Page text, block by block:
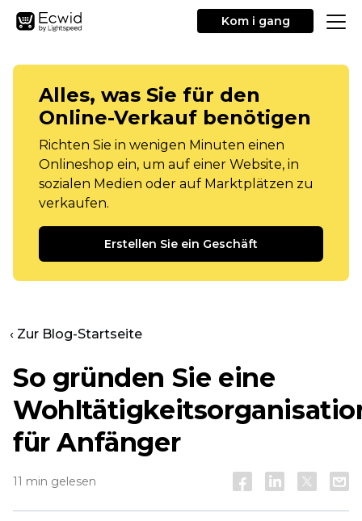
Kom i gang
Alles, was Sie für den
Online-Verkauf benötigen
Richten Sie in wenigen Minuten einen
Onlineshop ein, um auf einer Website, in
sozialen Medien oder auf Marktplätzen zu
verkaufen.
Erstellen Sie ein Geschäft
‹ Zur Blog-Startseite
So gründen Sie eine
für Anfänger
11 min gelesen